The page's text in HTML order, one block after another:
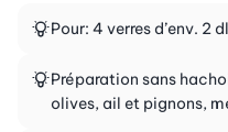
Pour: 4 verres d’env. 2 dl
Préparation sans
olives, ail et pignons,